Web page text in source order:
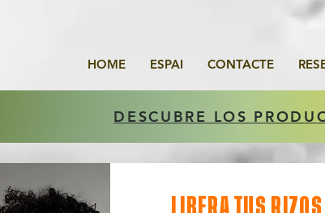
HOME ESPAI CONTACTE
DESCUBRE LOS
LIBERA TUS RIZOS